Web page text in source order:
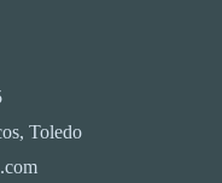
Toledo